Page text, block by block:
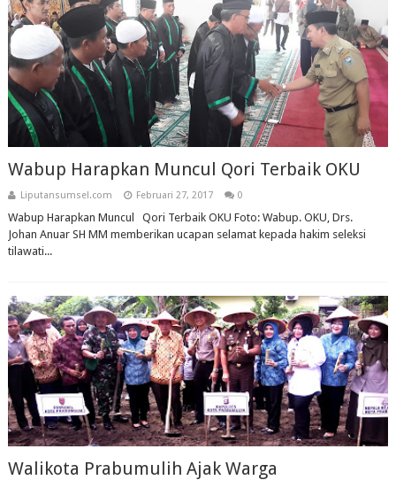
Wabup Harapkan Muncul Qori Terbaik OKU
Liputansumsel.com Februari 27, 2017 0
Wabup Harapkan Muncul Qori Terbaik OKU Foto: Wabup. OKU, Drs.
Johan Anuar SH MM memberikan ucapan selamat kepada hakim seleksi
tilawati...
Walikota Prabumulih Ajak Warga